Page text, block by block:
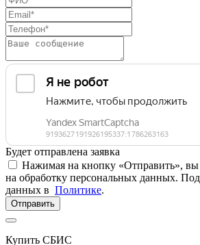
Будет отправлена заявка
Нажимая на кнопку «Отправить», вы
на обработку персональных данных.
данных в Политике.
Отправить
Купить СБИС